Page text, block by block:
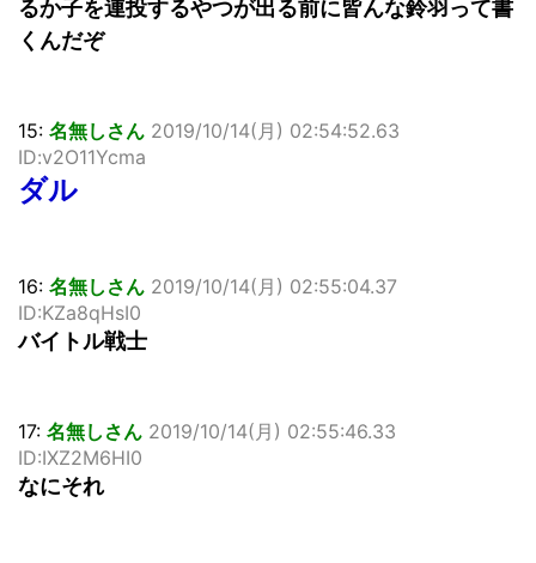
るか子を連投するやつが出る前に皆んな鈴羽って書
くんだぞ
15: 名無しさん 2019/10/14(月) 02:54:52.63
ID:v2O11Ycma
ダル
16: 名無しさん 2019/10/14(月) 02:55:04.37
ID:KZa8qHsI0
バイトル戦士
17: 名無しさん 2019/10/14(月) 02:55:46.33
ID:IXZ2M6HI0
なにそれ